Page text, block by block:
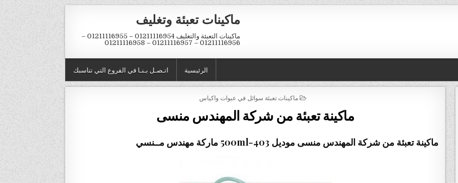
ماكينات تعبئة وتغليف
ماكينات التعبئة والتغليف 01211116954 – 01211116955 –
01211116956 – 01211116957 – 01211116958
اتـصـل بـنـا في الفروع التي تناسبك الرئيسية
POSTED
ماكينات تعبئة سوائل في عبوات واكياس
ماكينة تعبئة من شركة المهندس منسى
ماكينة تعبئة من شركة المهندس منسى موديل 403-500ml ماركة مهندس مــنسي